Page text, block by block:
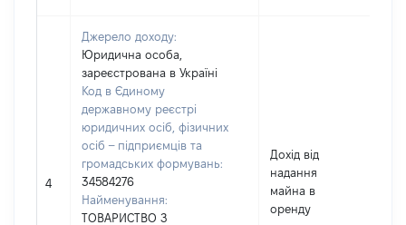
4
Джерело доходу:
Юридична особа,
зареєстрована в Україні
Код в Єдиному
державному реєстрі
юридичних осіб, фізичних
осіб – підприємців та
громадських формувань:
34584276
Найменування:
ТОВАРИСТВО З
Дохід від
надання
майна в
оренду